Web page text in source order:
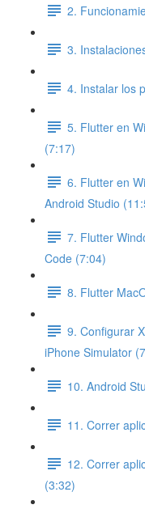
2.
3.
4. Instalar los
5. Flutter en
(7:17)
6. Flutter en
Android Studio
7. Flutter
Code (7:04)
8. Flutter
9. Configurar
iPhone Simulator
10. Android
11. Correr
12. Correr
(3:32)